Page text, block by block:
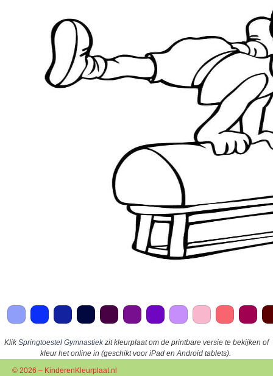
KlikSpringtoestel Gymnastiekzit kleurplaat om de printbare versie te bekijken of
kleur het online in (geschikt voor iPad en Android tablets).
© 2026 – KinderenKleurplaat.nl